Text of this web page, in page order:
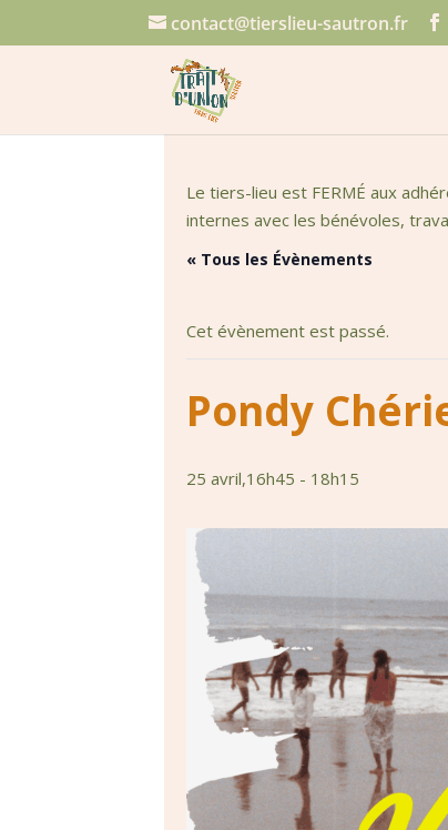
contact@tierslieu-sautron.fr
Le tiers-lieu est FERMÉ aux
internes avec les bénévoles,
« Tous les Évènements
Cet évènement est passé.
Pondy
25 avril,16h45 - 18h15